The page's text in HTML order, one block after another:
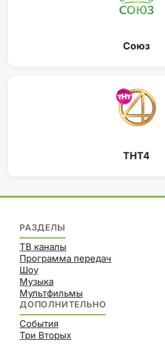
Союз
ТНТ4
РАЗДЕЛЫ
ТВ каналы
Программа передач
Шоу
Музыка
Мультфильмы
ДОПОЛНИТЕЛЬНО
События
Три Вторых